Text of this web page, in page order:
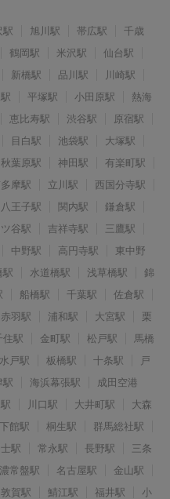
駅 旭川駅 帯広駅
千歳
鶴岡駅 米沢駅
仙台駅
新橋駅 品川駅
川崎駅
平塚駅 小田原駅
熱海
恵比寿駅 渋谷駅
原宿駅
目白駅 池袋駅
大塚駅
秋葉原駅 神田駅
有楽町駅
摩駅 立川駅
西国分寺駅
八王子駅 関内駅
鎌倉駅
谷駅 吉祥寺駅
三鷹駅
中野駅 高円寺駅
東中野
駅 水道橋駅 浅草橋駅
錦
船橋駅 千葉駅
佐倉駅
赤羽駅 浦和駅 大宮駅
栗
住駅 金町駅 松戸駅
馬橋
水戸駅 板橋駅 十条駅
戸
駅 海浜幕張駅
成田空港
川口駅 大井町駅
大森
下館駅 桐生駅
群馬総社駅
駅 常永駅 長野駅
三条
常盤駅 名古屋駅
金山駅
敦賀駅 鯖江駅 福井駅
小